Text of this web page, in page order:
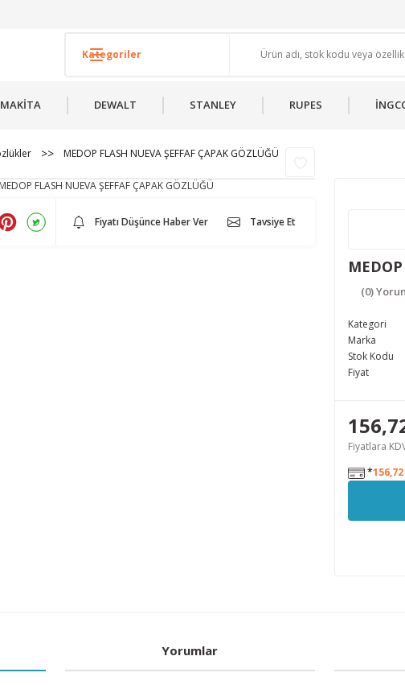
MAKİTA DEWALT STANLEY RUPES
MEDOP FLASH NUEVA ŞEFFAF ÇAPAK GÖZLÜĞÜ
Fiyatı Düşünce Haber Ver Tavsiye Et
(0)
Kategori
Marka
Stok Kodu
Fiyat
Fiyatlara
*
Yorumlar